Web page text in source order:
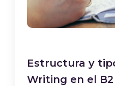
Estructura y
Writing en el